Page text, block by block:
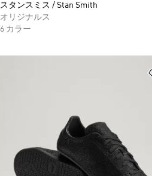
スタンスミス / Stan Smith
オリジナルス
6 カラー